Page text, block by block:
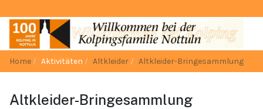
Home Aktivitäten Altkleider Altkleider-Bringesammlung
Altkleider-Bringesammlung